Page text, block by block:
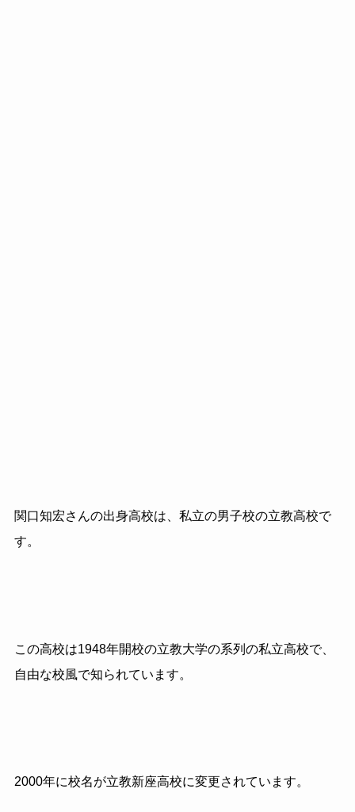
関口知宏さんの出身高校は、私立の男子校の立教高校で
す。
この高校は1948年開校の立教大学の系列の私立高校で、
自由な校風で知られています。
2000年に校名が立教新座高校に変更されています。